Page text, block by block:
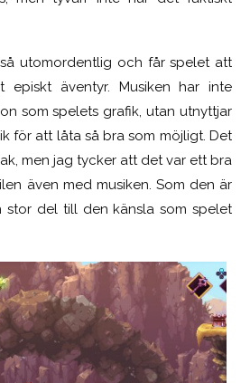
utomordentlig och får spelet att
episkt äventyr. Musiken har inte
som spelets grafik, utan utnyttjar
för att låta så bra som möjligt. Det
men jag tycker att det var ett bra
även med musiken. Som den är
stor del till den känsla som spelet